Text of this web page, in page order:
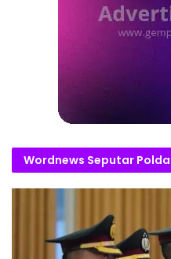
Wordnews Seputar Polda